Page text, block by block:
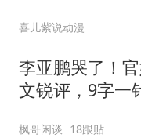
喜儿紫说动漫
李亚鹏哭了！
文锐评，9字一
枫哥闲谈 18跟贴